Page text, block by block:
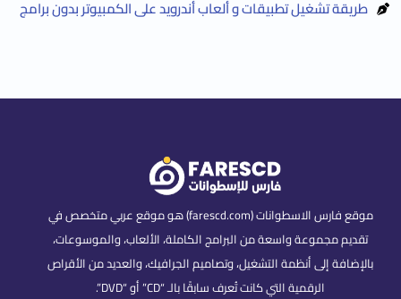
طريقة تشغيل تطبيقات و ألعاب أندرويد على الكمبيوتر بدون برامج
موقع فارس الاسطوانات (farescd.com) هو موقع عربي متخصص في
تقديم مجموعة واسعة من البرامج الكاملة، الألعاب، والموسوعات،
بالإضافة إلى أنظمة التشغيل، وتصاميم الجرافيك، والعديد من الأقراص
الرقمية التي كانت تُعرف سابقًا بالـ “CD” أو “DVD”.